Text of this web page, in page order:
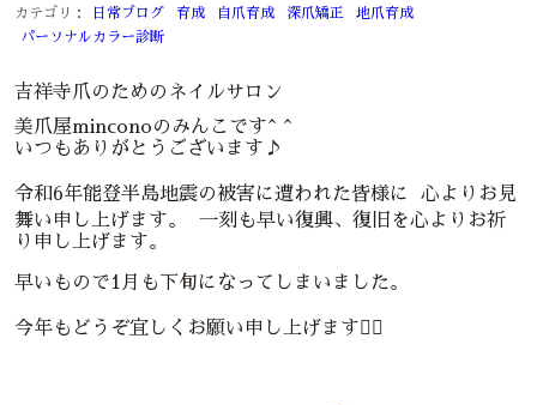
カテゴリ：
日常ブログ 育成 自爪育成 深爪矯正
地爪育成
パーソナルカラー診断
吉祥寺爪のためのネイルサロン
美爪屋minconoのみんこです^ ^
いつもありがとうございます♪
令和6年能登半島地震の被害に遭われた皆様に 心よりお見
舞い申し上げます。 一刻も早い復興、復旧を心よりお祈
り申し上げます。
早いもので1月も下旬になってしまいました。
今年もどうぞ宜しくお願い申し上げます🙇‍♀️